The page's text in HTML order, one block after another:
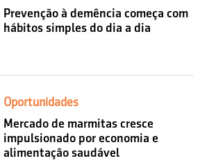
Prevenção à demência começa com
hábitos simples do dia a dia
Oportunidades
Mercado de marmitas cresce
impulsionado por economia e
alimentação saudável